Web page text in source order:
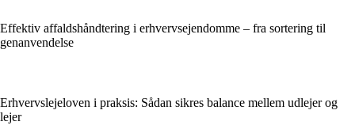
Effektiv affaldshåndtering i erhvervsejendomme – fra sortering til
genanvendelse
Erhvervslejeloven i praksis: Sådan sikres balance mellem udlejer og
lejer